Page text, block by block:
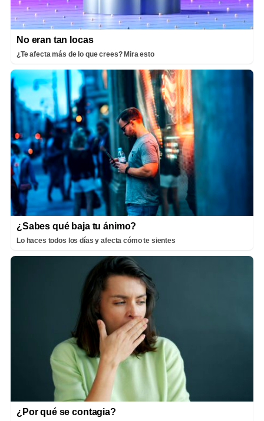
No eran tan locas
¿Te afecta más de lo que crees? Mira esto
¿Sabes qué baja tu ánimo?
Lo haces todos los días y afecta cómo te sientes
¿Por qué se contagia?